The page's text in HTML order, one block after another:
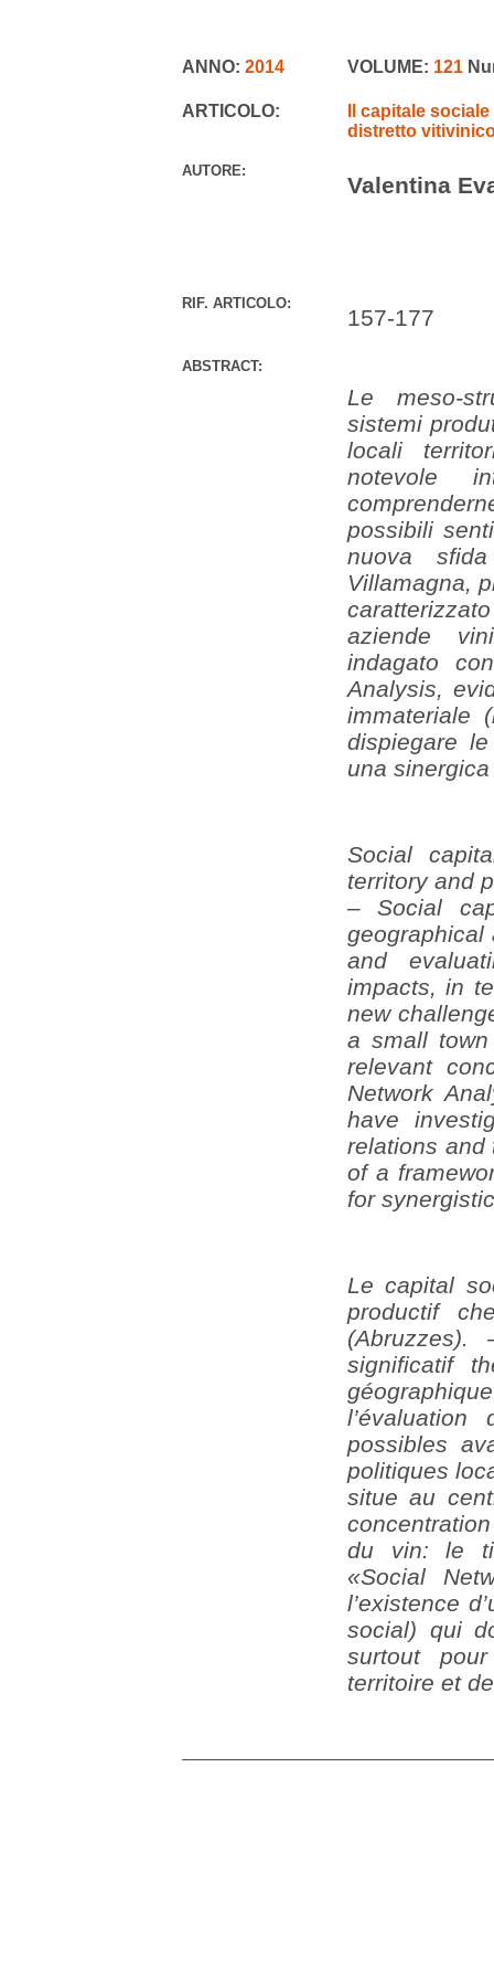
ANNO: 2014 VOLUME: 121
ARTICOLO:
Il capitale
distretto
AUTORE:
Valentina
RIF. ARTICOLO:
157-177
ABSTRACT:
Le meso-
sistemi
locali
notevole
possibili
nuova
Villamagna,
aziende
indagato
Analysis,
immateriale
dispiegare
una
Social
territory and
– Social
geographical
and
impacts, in
new
a small
relevant
Network
have
relations and
of a
for
Le capital
productif
significatif
possibles
politiques
situe au
du vin: le
«Social
l’existence
social) qui
surtout
territoire et